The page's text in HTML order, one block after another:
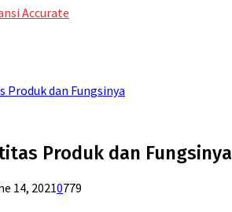
dan Fungsinya
Produk dan Fungsinya
14, 20210779